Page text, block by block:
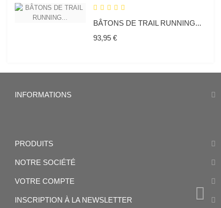
BÂTONS DE TRAIL RUNNING...
93,95 €Prix
INFORMATIONS
PRODUITS
NOTRE SOCIÉTÉ
VOTRE COMPTE
INSCRIPTION À LA NEWSLETTER